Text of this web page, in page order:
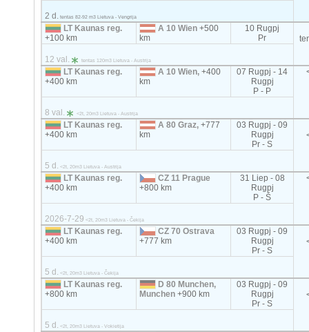
2 d. tentas 82-92 m3 Lietuva - Vengrija
LT Kaunas reg.
+100 km
A 10 Wien+500
km
10 Rugpj
Pr
12 val. tentas 120m3 Lietuva - Austrija
LT Kaunas reg.
+400 km
A 10 Wien,+400
km
07 Rugpj - 14
Rugpj
P - P
8 val. <2t, 20m3 Lietuva - Austrija
LT Kaunas reg.
+400 km
A 80 Graz,+777
km
03 Rugpj - 09
Rugpj
Pr - S
5 d. <2t, 20m3 Lietuva - Austrija
LT Kaunas reg.
+400 km
CZ 11 Prague
+800 km
31 Liep - 08
Rugpj
P - Š
2026-7-29 <2t, 20m3 Lietuva - Čekija
LT Kaunas reg.
+400 km
CZ 70 Ostrava
+777 km
03 Rugpj - 09
Rugpj
Pr - S
5 d. <2t, 20m3 Lietuva - Čekija
LT Kaunas reg.
+800 km
D 80 Munchen,
Munchen+900 km
03 Rugpj - 09
Rugpj
Pr - S
5 d. <2t, 20m3 Lietuva - Vokietija